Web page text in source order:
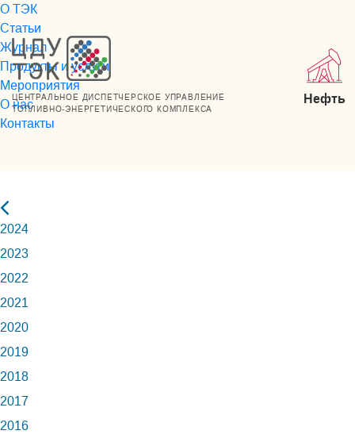
ЦЕНТРАЛЬНОЕ ДИСПЕТЧЕРСКОЕ УПРАВЛЕНИЕ
ТОПЛИВНО-ЭНЕРГЕТИЧЕСКОГО КОМПЛЕКСА
Нефть
О ТЭК
Статьи
Журнал
Продукты и услуги
Мероприятия
О нас
Контакты
2024
2023
2022
2021
2020
2019
2018
2017
2016